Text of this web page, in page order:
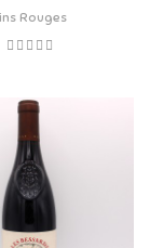
Rouges